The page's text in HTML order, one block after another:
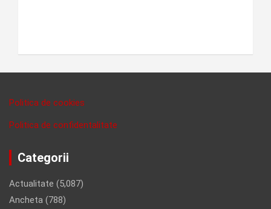
Politica de cookies
Politica de confidentalitate
Categorii
Actualitate (5,087)
Ancheta (788)